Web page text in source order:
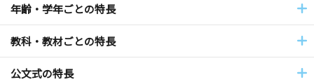
年齢・学年ごとの特長
教科・教材ごとの特長
公文式の特長